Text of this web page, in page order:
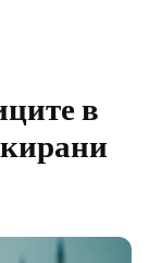
в